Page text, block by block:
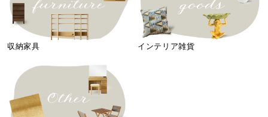
収納家具 インテリア雑貨